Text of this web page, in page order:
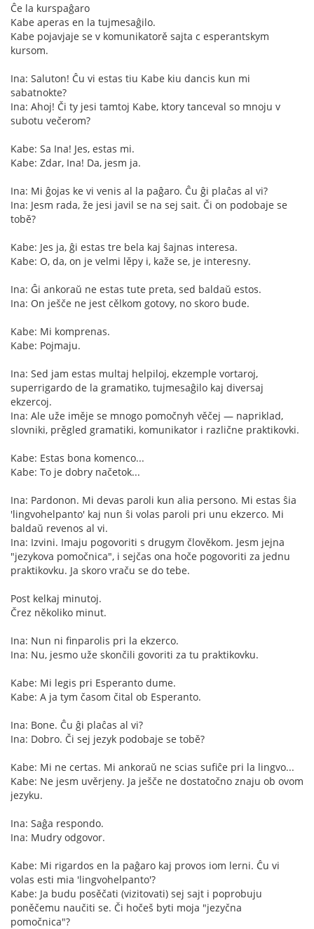
Ĉe la kurspaĝaro
Kabe aperas en la tujmesaĝilo.
Kabe pojavjaje se v komunikatorě sajta c esperantskym
kursom.
Ina: Saluton! Ĉu vi estas tiu Kabe kiu dancis kun mi
sabatnokte?
Ina: Ahoj! Či ty jesi tamtoj Kabe, ktory tanceval so mnoju v
subotu večerom?
Kabe: Sa Ina! Jes, estas mi.
Kabe: Zdar, Ina! Da, jesm ja.
Ina: Mi ĝojas ke vi venis al la paĝaro. Ĉu ĝi plaĉas al vi?
Ina: Jesm rada, že jesi javil se na sej sait. Či on podobaje se
tobě?
Kabe: Jes ja, ĝi estas tre bela kaj ŝajnas interesa.
Kabe: O, da, on je velmi lěpy i, kaže se, je interesny.
Ina: Ĝi ankoraŭ ne estas tute preta, sed baldaŭ estos.
Ina: On ješče ne jest cělkom gotovy, no skoro bude.
Kabe: Mi komprenas.
Kabe: Pojmaju.
Ina: Sed jam estas multaj helpiloj, ekzemple vortaroj,
superrigardo de la gramatiko, tujmesaĝilo kaj diversaj
ekzercoj.
Ina: Ale uže iměje se mnogo pomočnyh věčej — napriklad,
slovniki, prěgled gramatiki, komunikator i različne praktikovki.
Kabe: Estas bona komenco...
Kabe: To je dobry načetok...
Ina: Pardonon. Mi devas paroli kun alia persono. Mi estas ŝia
'lingvohelpanto' kaj nun ŝi volas paroli pri unu ekzerco. Mi
baldaŭ revenos al vi.
Ina: Izvini. Imaju pogovoriti s drugym člověkom. Jesm jejna
"jezykova pomočnica", i sejčas ona hoče pogovoriti za jednu
praktikovku. Ja skoro vraču se do tebe.
Post kelkaj minutoj.
Črez několiko minut.
Ina: Nun ni finparolis pri la ekzerco.
Ina: Nu, jesmo uže skončili govoriti za tu praktikovku.
Kabe: Mi legis pri Esperanto dume.
Kabe: A ja tym časom čital ob Esperanto.
Ina: Bone. Ĉu ĝi plaĉas al vi?
Ina: Dobro. Či sej jezyk podobaje se tobě?
Kabe: Mi ne certas. Mi ankoraŭ ne scias sufiĉe pri la lingvo...
Kabe: Ne jesm uvěrjeny. Ja ješče ne dostatočno znaju ob ovom
jezyku.
Ina: Saĝa respondo.
Ina: Mudry odgovor.
Kabe: Mi rigardos en la paĝaro kaj provos iom lerni. Ĉu vi
volas esti mia 'lingvohelpanto'?
Kabe: Ja budu posěčati (vizitovati) sej sajt i poprobuju
poněčemu naučiti se. Či hočeš byti moja "jezyčna
pomočnica"?